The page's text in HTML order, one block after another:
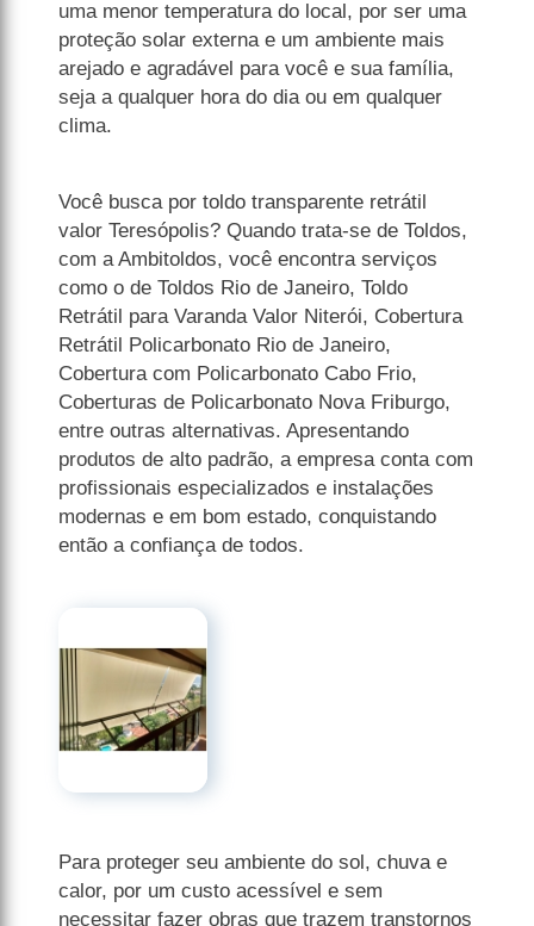
uma menor temperatura do local, por ser uma
proteção solar externa e um ambiente mais
arejado e agradável para você e sua família,
seja a qualquer hora do dia ou em qualquer
clima.
Você busca por toldo transparente retrátil
valor Teresópolis? Quando trata-se de Toldos,
com a Ambitoldos, você encontra serviços
como o de Toldos Rio de Janeiro, Toldo
Retrátil para Varanda Valor Niterói, Cobertura
Retrátil Policarbonato Rio de Janeiro,
Cobertura com Policarbonato Cabo Frio,
Coberturas de Policarbonato Nova Friburgo,
entre outras alternativas. Apresentando
produtos de alto padrão, a empresa conta com
profissionais especializados e instalações
modernas e em bom estado, conquistando
então a confiança de todos.
Para proteger seu ambiente do sol, chuva e
calor, por um custo acessível e sem
necessitar fazer obras que trazem transtornos